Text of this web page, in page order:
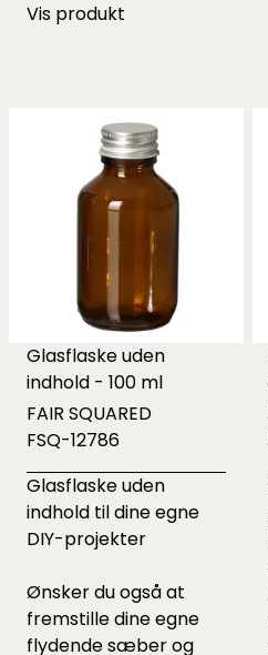
Vis produkt
Glasflaske uden
indhold - 100 ml
FAIR SQUARED
FSQ-12786
Glasflaske uden
indhold til dine egne
DIY-projekter
Ønsker du også at
fremstille dine egne
flydende sæber og